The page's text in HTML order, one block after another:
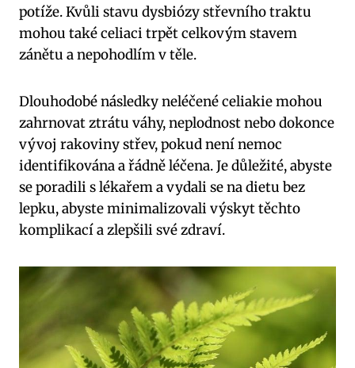
potíže. Kvůli stavu dysbiózy střevního traktu
mohou také celiaci trpět celkovým stavem
zánětu a nepohodlím v těle.
Dlouhodobé následky neléčené celiakie mohou
zahrnovat ztrátu váhy, neplodnost nebo dokonce
vývoj rakoviny střev, pokud není nemoc
identifikována a řádně léčena. Je důležité, abyste
se poradili s lékařem a vydali se na dietu bez
lepku, abyste minimalizovali výskyt těchto
komplikací a zlepšili své zdraví.